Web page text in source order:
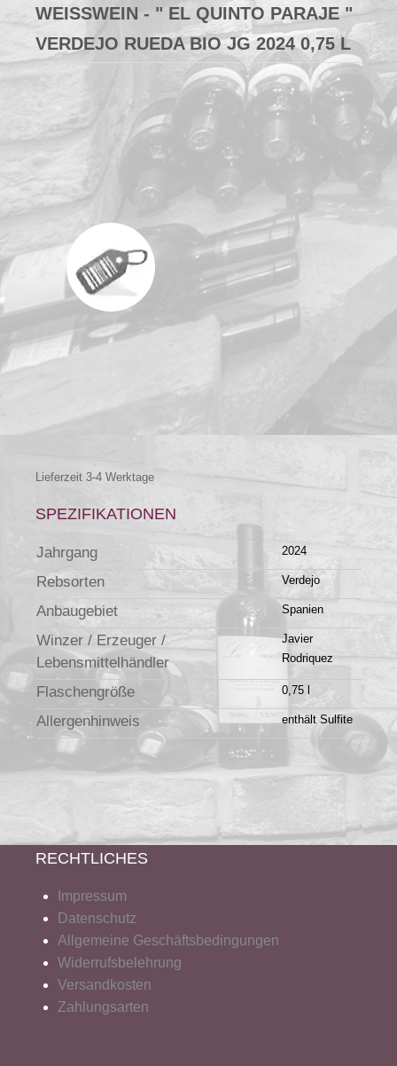
WEISSWEIN - " EL QUINTO PARAJE " V
ERDEJO RUEDA BIO JG 2024 0,75 L
Lieferzeit 3-4 Werktage
SPEZIFIKATIONEN
Jahrgang 2024
Rebsorten Verdejo
Anbaugebiet Spanien
Winzer / Erzeuger /
Lebensmittelhändler
Javier
Rodriquez
Flaschengröße 0,75 l
Allergenhinweis enthält Sulfite
RECHTLICHES
Impressum
Datenschutz
Allgemeine Geschäftsbedingungen
Widerrufsbelehrung
Versandkosten
Zahlungsarten